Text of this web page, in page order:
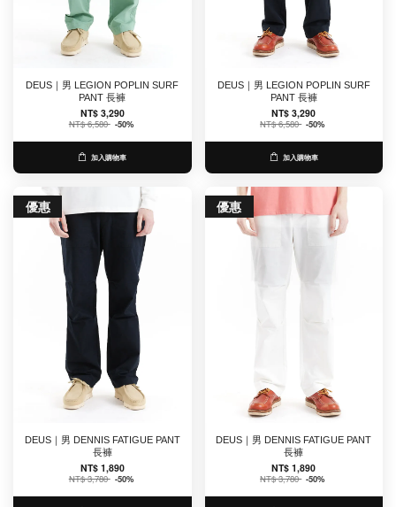
DEUS｜男 LEGION POPLIN SURF
PANT 長褲
NT$ 3,290
NT$ 6,580 -50%
加入購物車
DEUS｜男 LEGION POPLIN SURF
PANT 長褲
NT$ 3,290
NT$ 6,580 -50%
加入購物車
優惠
DEUS｜男 DENNIS FATIGUE PANT
長褲
NT$ 1,890
NT$ 3,780 -50%
優惠
DEUS｜男 DENNIS FATIGUE PANT
長褲
NT$ 1,890
NT$ 3,780 -50%